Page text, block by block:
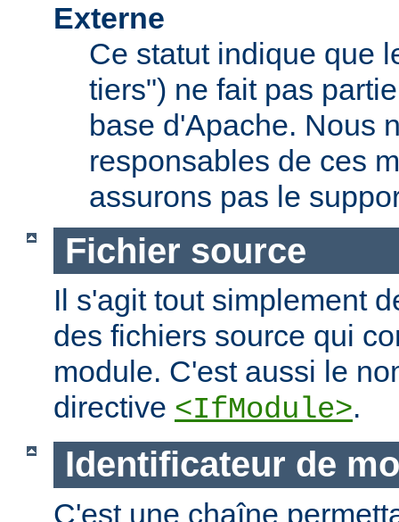
Externe
Ce statut indique que
tiers") ne fait pas
base d'Apache. Nous
responsables de ces
assurons pas le
Fichier source
Il s'agit tout simplement
des fichiers source qui
module. C'est aussi le
directive <IfModule>.
Identificateur de
C'est une chaîne